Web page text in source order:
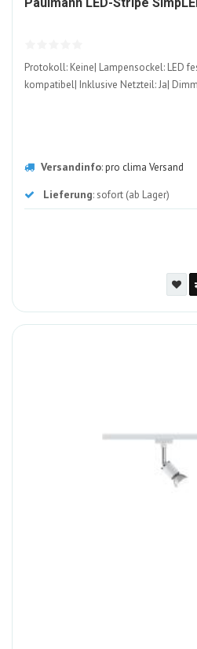
Protokoll: Keine| Lampensockel: LED
kompatibel| Inklusive Netzteil: Ja|
Versandinfo:pro clima Versand
Lieferung: sofort (ab Lager)